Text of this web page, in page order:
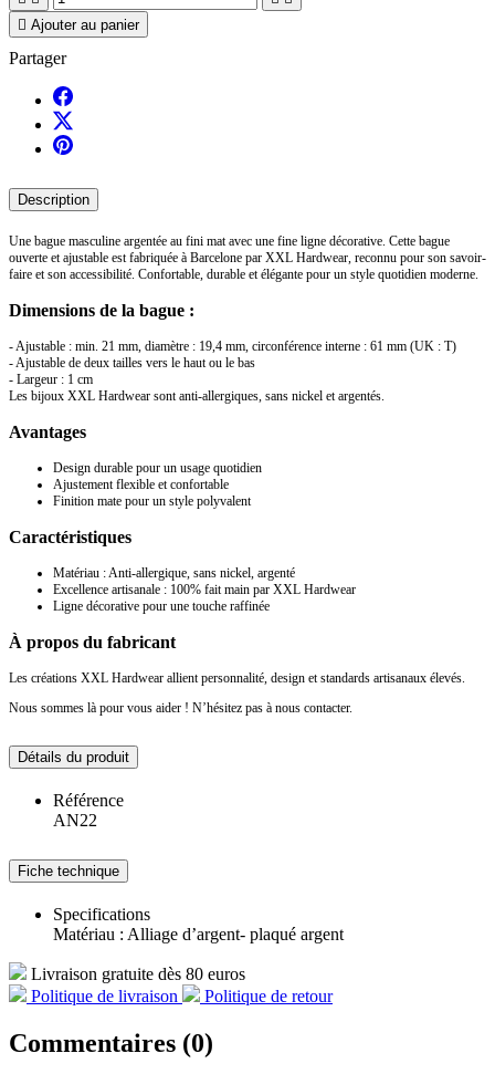
 Ajouter au panier
Partager
Description
Une bague masculine argentée au fini mat avec une fine ligne décorative. Cette bague
ouverte et ajustable est fabriquée à Barcelone par XXL Hardwear, reconnu pour son savoir-
faire et son accessibilité. Confortable, durable et élégante pour un style quotidien moderne.
Dimensions de la bague :
- Ajustable : min. 21 mm, diamètre : 19,4 mm, circonférence interne : 61 mm (UK : T)
- Ajustable de deux tailles vers le haut ou le bas
- Largeur : 1 cm
Les bijoux XXL Hardwear sont anti-allergiques, sans nickel et argentés.
Avantages
Design durable pour un usage quotidien
Ajustement flexible et confortable
Finition mate pour un style polyvalent
Caractéristiques
Matériau : Anti-allergique, sans nickel, argenté
Excellence artisanale : 100% fait main par XXL Hardwear
Ligne décorative pour une touche raffinée
À propos du fabricant
Les créations XXL Hardwear allient personnalité, design et standards artisanaux élevés.
Nous sommes là pour vous aider ! N’hésitez pas à nous contacter.
Détails du produit
Référence
AN22
Fiche technique
Specifications
Matériau : Alliage d’argent- plaqué argent
Livraison gratuite dès 80 euros
Politique de livraison
Politique de retour
Commentaires (0)